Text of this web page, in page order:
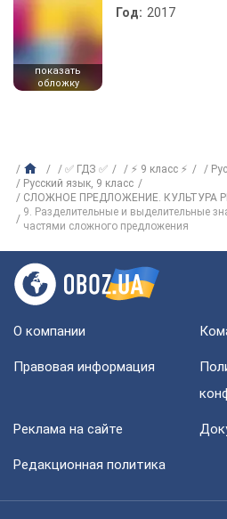
показать
обложку
Год: 2017
✅ ГДЗ ✅ ⚡ 9 класс ⚡
Русский язык, 9 класс
СЛОЖНОЕ ПРЕДЛОЖЕНИЕ. КУЛЬТУРА
9. Разделительные и выделительные
частями сложного предложения
О компании
Правовая информация
Реклама на сайте
Редакционная политика